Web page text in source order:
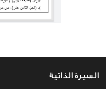
السيرة الذاتية